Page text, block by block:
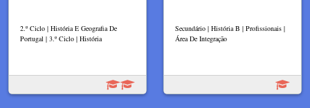
2.º Ciclo | História E Geografia De
Portugal | 3.º Ciclo | História
Secundário | História B | Profissionais |
Área De Integração